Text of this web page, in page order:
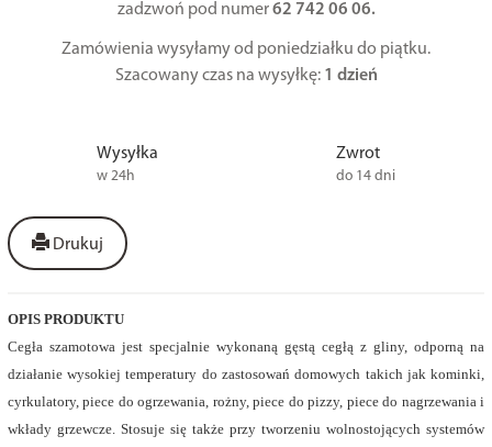
zadzwoń pod numer62 742 06 06.
Zamówienia wysyłamy od poniedziałku do piątku.
Szacowany czas na wysyłkę: 1 dzień
Wysyłka
w 24h
Zwrot
do 14 dni
Drukuj
OPIS PRODUKTU
Cegła szamotowa jest specjalnie wykonaną gęstą cegłą z gliny, odporną na
działanie wysokiej temperatury do zastosowań domowych takich jak kominki,
cyrkulatory, piece do ogrzewania, rożny, piece do pizzy, piece do nagrzewania i
wkłady grzewcze. Stosuje się także przy tworzeniu wolnostojących systemów